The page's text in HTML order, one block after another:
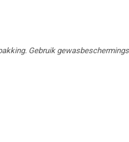
Gebruik